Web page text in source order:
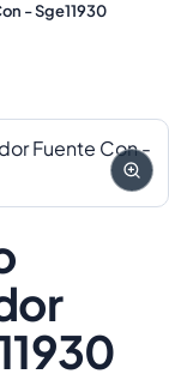
- Sge11930